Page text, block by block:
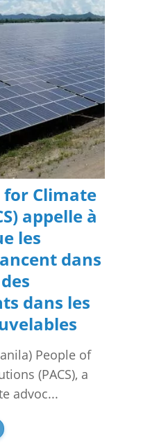
for Climate
appelle à
les
dans
dans les
People of
(PACS), a
advoc...